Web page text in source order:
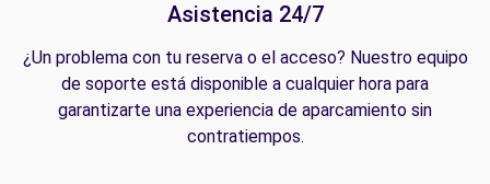
Asistencia 24/7
¿Un problema con tu reserva o el acceso? Nuestro equipo
de soporte está disponible a cualquier hora para
garantizarte una experiencia de aparcamiento sin
contratiempos.